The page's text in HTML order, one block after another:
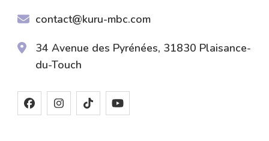
contact@kuru-mbc.com
34 Avenue des Pyrénées, 31830 Plaisance-
du-Touch